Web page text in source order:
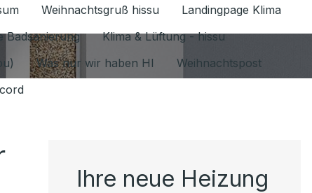
Datenschutz 1.6.2026 umschalten
Weihnachtsgruß hissu
Landingpage Klima
Badsanierung
Klima & Lüftung - hissu
Was nur wir haben HI
Weihnachtspost
Ihre neue Heizung